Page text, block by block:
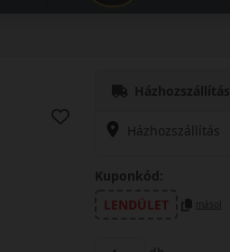
Házhozszállítás
Házhozszállítás
Kuponkód:
LENDÜLET
másol